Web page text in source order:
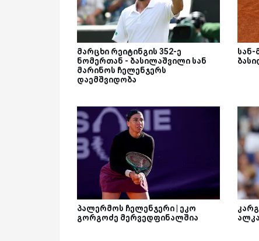
მარცხი რეიტინგის 352-ე
ნომერთან - ბასილაშვილი სან
მარინოს ჩელენჯერს
დაემშვიდობა
სან-
პალერმოს ჩელენჯერი | ეკო
გორგოძე მერვედფინალშია